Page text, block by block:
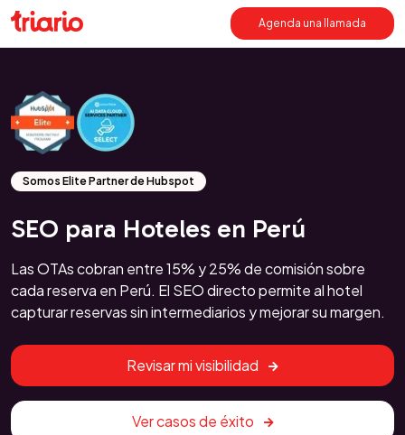
Agenda una llamada
Somos Elite Partner de Hubspot
SEO para Hoteles en Perú
Las OTAs cobran entre 15% y 25% de comisión sobre
cada reserva en Perú. El SEO directo permite al hotel
capturar reservas sin intermediarios y mejorar su margen.
Revisar mi visibilidad
Ver casos de éxito